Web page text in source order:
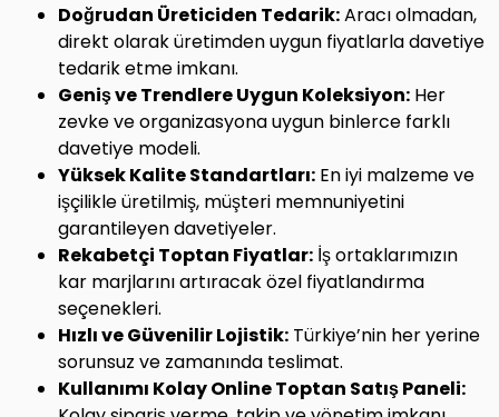
Doğrudan Üreticiden Tedarik:Aracı olmadan,
direkt olarak üretimden uygun fiyatlarla davetiye
tedarik etme imkanı.
Geniş ve Trendlere Uygun Koleksiyon: Her
zevke ve organizasyona uygun binlerce farklı
davetiye modeli.
Yüksek Kalite Standartları: En iyi malzeme ve
işçilikle üretilmiş, müşteri memnuniyetini
garantileyen davetiyeler.
Rekabetçi Toptan Fiyatlar: İş ortaklarımızın
kar marjlarını artıracak özel fiyatlandırma
seçenekleri.
Hızlı ve Güvenilir Lojistik: Türkiye’nin her yerine
sorunsuz ve zamanında teslimat.
Kullanımı Kolay Online Toptan Satış Paneli: